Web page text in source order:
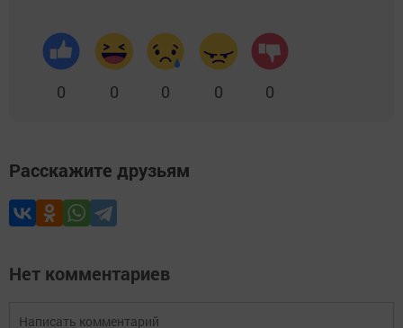
0 0 0 0 0
Расскажите друзьям
Нет комментариев